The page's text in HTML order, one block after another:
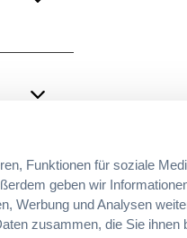
Funktionen für soziale
geben wir
Werbung und Analysen
zusammen, die Sie ihnen